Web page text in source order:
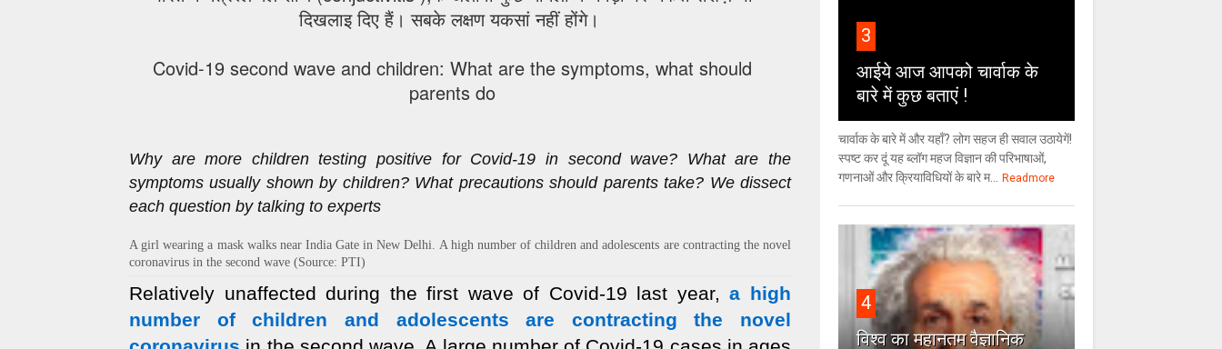
दिखलाइ दिए हैं। सबके लक्षण यकसां नहीं होंगे।
Covid-19 second wave and children: What are the symptoms, what should
parents do
Why are more children testing positive for Covid-19 in second wave? What are the
symptoms usually shown by children? What precautions should parents take? We dissect
each question by talking to experts
A girl wearing a mask walks near India Gate in New Delhi. A high number of children and adolescents are contracting the novel
coronavirus in the second wave (Source: PTI)
Relatively unaffected during the first wave of Covid-19 last year,a high
number of children and adolescents are contracting the novel
3
आईये आज आपको चार्वाक के
बारे में कुछ बताएं !
चार्वाक के बारे में और यहाँ? लोग सहज ही सवाल उठायेगें!
स्पष्ट कर दूं यह ब्लॉग महज विज्ञान की परिभाषाओं,
गणनाओं और क्रियाविधियों के बारे म...
Readmore
4
विश्‍व का महानतम वैज्ञानिक